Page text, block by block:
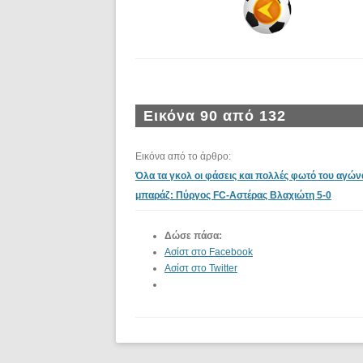
Εικόνα 90 από 132
Εικόνα από το άρθρο:
Όλα τα γκολ οι φάσεις και πολλές φωτό του
μπαράζ: Πύργος FC-Αστέρας Βλαχιώτη 5-0
Δώσε πάσα:
Ασίστ στο Facebook
Ασίστ στο Twitter